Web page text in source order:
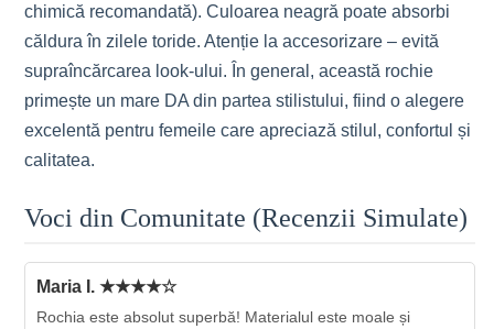
chimică recomandată). Culoarea neagră poate absorbi
căldura în zilele toride. Atenție la accesorizare – evită
supraîncărcarea look-ului. În general, această rochie
primește un mare DA din partea stilistului, fiind o alegere
excelentă pentru femeile care apreciază stilul, confortul și
calitatea.
Voci din Comunitate (Recenzii Simulate)
Maria I. ★★★★☆
Rochia este absolut superbă! Materialul este moale și